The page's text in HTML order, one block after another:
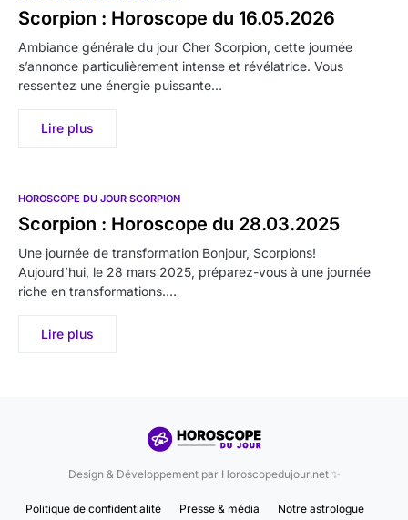
Scorpion : Horoscope du 16.05.2026
Ambiance générale du jour Cher Scorpion, cette journée
s’annonce particulièrement intense et révélatrice. Vous
ressentez une énergie puissante…
Lire plus
HOROSCOPE DU JOUR SCORPION
Scorpion : Horoscope du 28.03.2025
Une journée de transformation Bonjour, Scorpions!
Aujourd’hui, le 28 mars 2025, préparez-vous à une journée
riche en transformations.…
Lire plus
Design & Développement par Horoscopedujour.net ✨
Politique de confidentialité Presse & média Notre astrologue